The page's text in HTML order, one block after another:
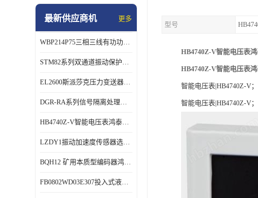
模块化产品
特殊用处传感器
特殊用途变送器
最新供应商机 更多
WBP214P75三相三线有功功率传感器鸿泰顺达产品稳定性好
STM82系列双通道振动保护表鸿泰产品技术规格
EL2600斯派莎克压力变送器技术规格
DGR-RA系列信号隔离处理器鸿泰产品技术规格
HB4740Z-V智能电压表鸿泰产品外形美观大方
LZDY1振动加速度传感器选型资料
BQH12 矿用本质型编码器鸿泰产品实物展示
FB0802WD03E307投入式液位计鸿泰产品选型参数
型号
HB4740Z-V智能电压表
HB4740Z-V智能电压表
智能电压表|HB4740Z-V
智能电压表|HB4740Z-V